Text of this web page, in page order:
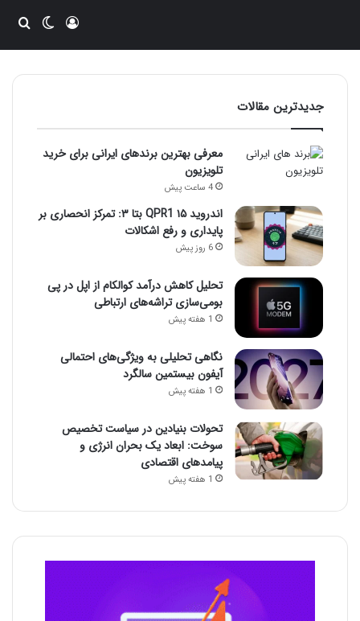
ورودتغییر
جدیدترین مقالات
معرفی بهترین برندهای ایرانی برای خرید
تلویزیون
4 ساعت پیش
اندروید ۱۵ QPR1 بتا ۳: تمرکز انحصاری بر
پایداری و رفع اشکالات
6 روز پیش
تحلیل کاهش درآمد کوالکام از اپل در پی
بومی‌سازی تراشه‌های ارتباطی
1 هفته پیش
نگاهی تحلیلی به ویژگی‌های احتمالی
آیفون بیستمین سالگرد
1 هفته پیش
تحولات بنیادین در سیاست تخصیص
سوخت: ابعاد یک بحران انرژی و
پیامدهای اقتصادی
1 هفته پیش